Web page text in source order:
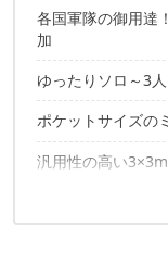
各国軍隊の御用達
加
ゆったりソロ～3
ポケットサイズの
収納状態は片手
汎用性の高い
豊富なベルトタ
ミリタリースタイ